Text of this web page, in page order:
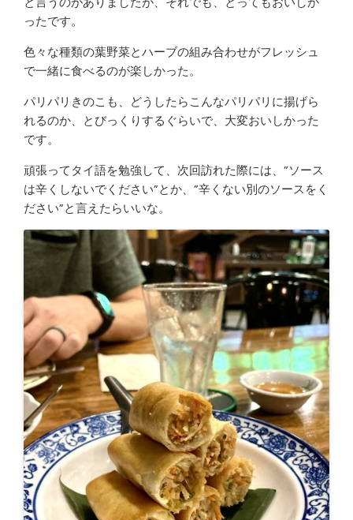
ったです。
色々な種類の葉野菜とハーブの組み合わせがフレッシュ
で一緒に食べるのが楽しかった。
パリパリきのこも、どうしたらこんなパリパリに揚げら
れるのか、とびっくりするぐらいで、大変おいしかった
です。
頑張ってタイ語を勉強して、次回訪れた際には、”ソース
は辛くしないでください”とか、”辛くない別のソースをく
ださい”と言えたらいいな。